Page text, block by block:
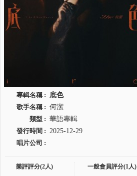
專輯名稱 : 底色
歌手名稱 : 何潔
類型 : 華語專輯
發行時間 : 2025-12-29
唱片公司 :
樂評評分(2人) 一般會員評分(1人)